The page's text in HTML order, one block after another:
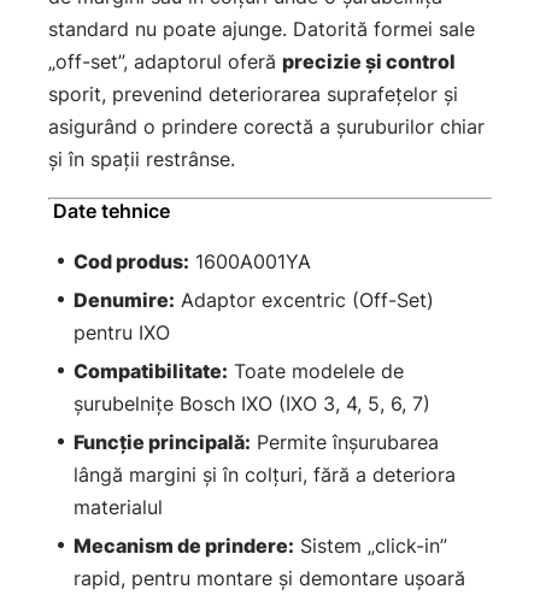
standard nu poate ajunge. Datorită formei sale
„off-set”, adaptorul oferă precizie și control
sporit, prevenind deteriorarea suprafețelor și
asigurând o prindere corectă a șuruburilor chiar
și în spații restrânse.
Date tehnice
Cod produs: 1600A001YA
Denumire: Adaptor excentric (Off-Set)
pentru IXO
Compatibilitate: Toate modelele de
șurubelnițe Bosch IXO (IXO 3, 4, 5, 6, 7)
Funcție principală: Permite înșurubarea
lângă margini și în colțuri, fără a deteriora
materialul
Mecanism de prindere: Sistem „click-in”
rapid, pentru montare și demontare ușoară